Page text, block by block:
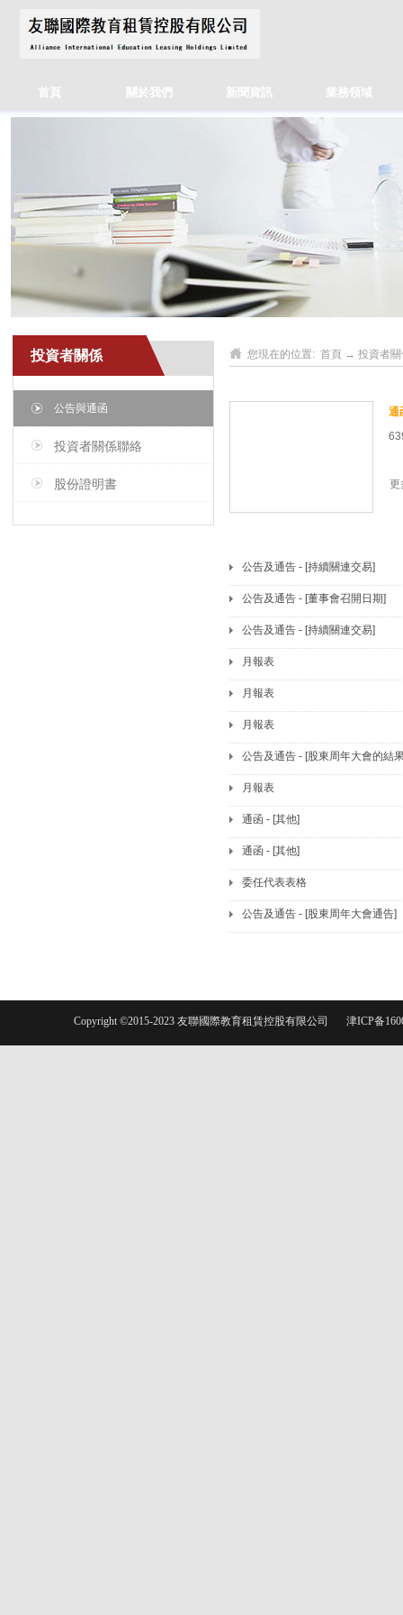
首頁 關於我們 新聞資訊 業務領域
投資者關係
公告與通函
投資者關係聯絡
股份證明書
您現在的位置: 首頁 → 投資者
更
公告及通告 - [持續關連交易]
公告及通告 - [董事會召開日期]
公告及通告 - [持續關連交易]
月報表
月報表
月報表
公告及通告 - [股東周年大會的結
月報表
通函 - [其他]
通函 - [其他]
委任代表表格
公告及通告 - [股東周年大會通告]
Copyright ©2015-2023 友聯國際教育租賃控股有限公司 津ICP备